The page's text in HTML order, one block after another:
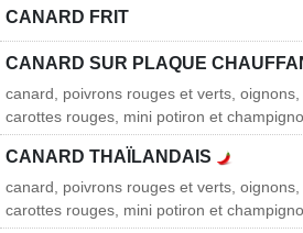
CANARD FRIT
CANARD SUR PLAQUE
canard, poivrons rouges et verts,
carottes rouges, mini potiron et
CANARD THAÏLANDAIS
canard, poivrons rouges et verts,
carottes rouges, mini potiron et